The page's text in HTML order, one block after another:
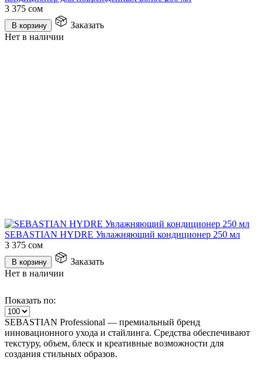
3 375 сом
В корзину
Заказать
Нет в наличии
SEBASTIAN HYDRE Увлажняющий кондиционер 250 мл
3 375 сом
В корзину
Заказать
Нет в наличии
Показать по:
SEBASTIAN Professional — премиальный бренд
инновационного ухода и стайлинга. Средства обеспечивают
текстуру, объем, блеск и креативные возможности для
создания стильных образов.